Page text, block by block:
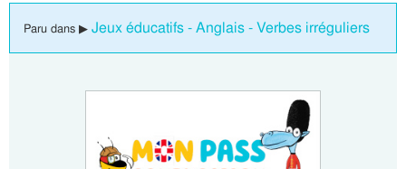
Paru dans ▶ Jeux éducatifs - Anglais - Verbes irréguliers